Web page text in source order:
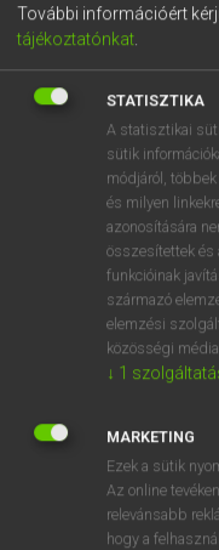
Európai uniós
VAN
Van előfizetésem
Nincs
díjmentes
További információért
tájékoztatónkat.
STATISZTIKA
A statisztikai
sütik
módjáról,
és milyen
azonosítására
összesítettek és
funkcióinak
származó
elemzési
közösségi
↓ 1
MARKETING
Ezek a sütik
Az online
relevánsabb
hogy a
t z u
g h j k
n m